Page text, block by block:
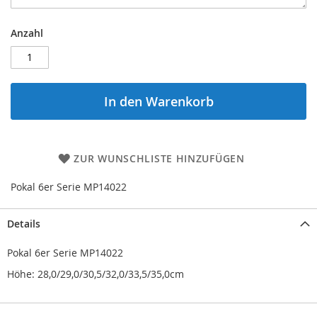
Anzahl
In den Warenkorb
ZUR WUNSCHLISTE HINZUFÜGEN
Pokal 6er Serie MP14022
Details
Pokal 6er Serie MP14022
Höhe: 28,0/29,0/30,5/32,0/33,5/35,0cm